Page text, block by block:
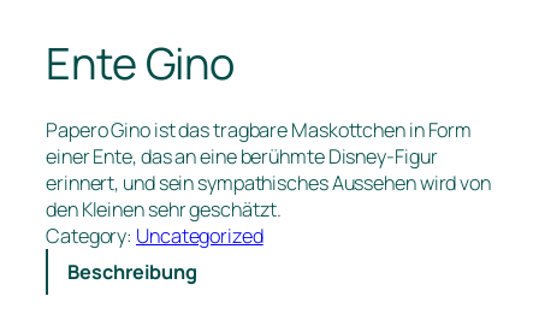
Ente Gino
Papero Gino ist das tragbare Maskottchen in Form
einer Ente, das an eine berühmte Disney-Figur
erinnert, und sein sympathisches Aussehen wird von
den Kleinen sehr geschätzt.
Category: Uncategorized
Beschreibung